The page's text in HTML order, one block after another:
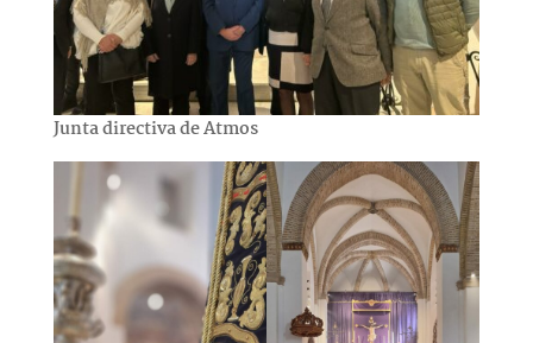
Junta directiva de Atmos